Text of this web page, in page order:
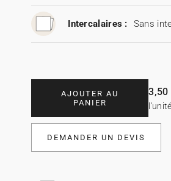
Intercalaires : Sans
AJOUTER AU
PANIER
3,50
l'unité
DEMANDER UN DEVIS